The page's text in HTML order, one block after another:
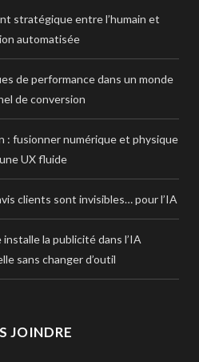
stratégique entre l’humain et
automatisée
de performance dans un monde
de conversion
: fusionner numérique et physique
UX fluide
clients sont invisibles… pour l’IA
la publicité dans l’IA
sans changer d’outil
JOINDRE